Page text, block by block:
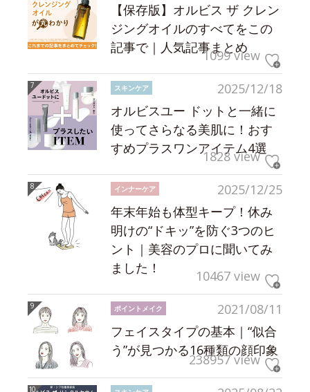
【保存版】オルビス ザ クレン
ジングオイルのすべてをこの
記事で｜人気記事まとめ
1099 view
2025/12/18
スキンケア
オルビスユー ドットと一緒に
使ってさらなる美肌に！おす
すめプラスワンアイテム4選
1828 view
2025/12/25
インナーケア
年末年始も体型キープ！休み
明けの“ドキッ”を防ぐ3つのヒ
ント｜美容のプロに聞いてみ
ました！
10467 view
2021/08/11
ポイントメイク
フェイスタイプの基本｜“似合
う”が見つかる16種類の顔印象
238957 view